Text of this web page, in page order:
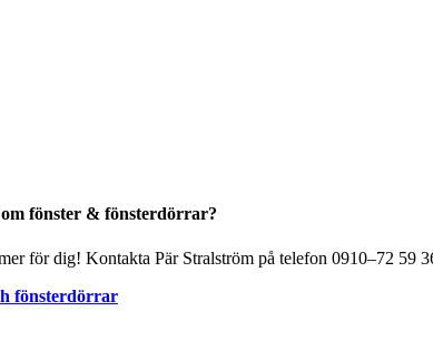
fönster & fönsterdörrar?
för dig! Kontakta Pär Stralström på telefon 0910–72 59
fönsterdörrar